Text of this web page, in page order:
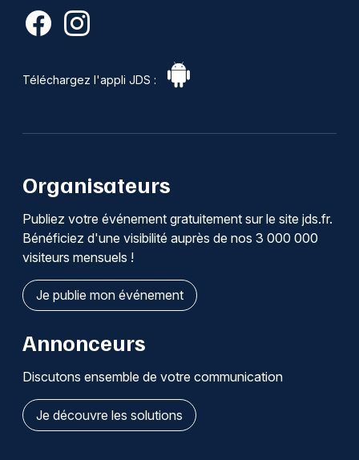
Téléchargez l'appli JDS :
Organisateurs
Publiez votre événement gratuitement sur le site jds.fr.
Bénéficiez d'une visibilité auprès de nos 3 000 000
visiteurs mensuels !
Je publie mon événement
Annonceurs
Discutons ensemble de votre communication
Je découvre les solutions